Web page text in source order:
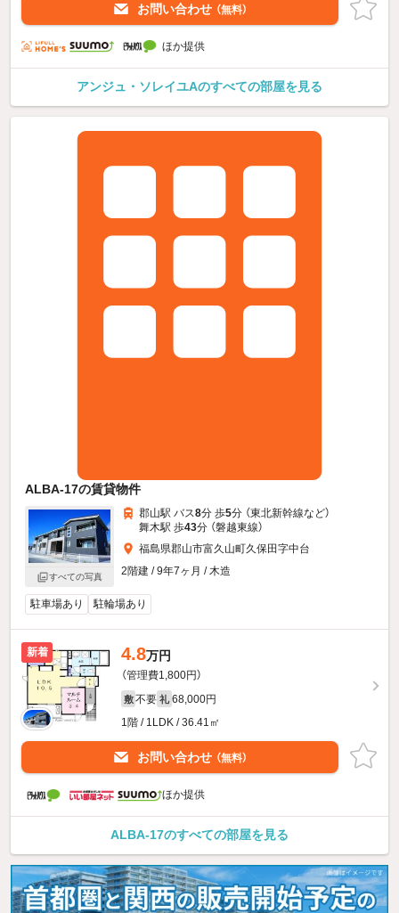
お問い合わせ （無料）
ほか提供
アンジュ・ソレイユAのすべての部屋を見る
ALBA-17の賃貸物件
すべての写真
郡山駅 バス8分 歩5分 （東北新幹線など）
舞木駅 歩43分 （磐越東線）
福島県郡山市富久山町久保田字中台
2階建 / 9年7ヶ月 / 木造
駐車場あり 駐輪場あり
新着 4.8万円
（管理費1,800円）
敷 不要 礼 68,000円
1階 / 1LDK / 36.41㎡
お問い合わせ （無料）
ほか提供
ALBA-17のすべての部屋を見る